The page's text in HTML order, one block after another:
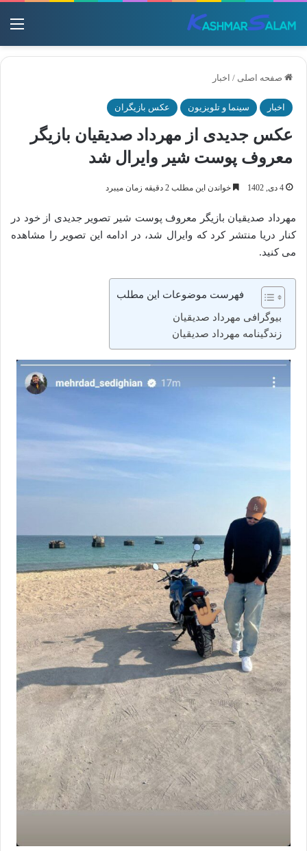
صفحه اصلی / اخبار
اخبار سینما و تلویزیون عکس بازیگران
عکس جدیدی از مهرداد صدیقیان بازیگر
معروف پوست شیر وایرال شد
4 دی, 1402 خواندن این مطلب 2 دقیقه زمان میبرد
مهرداد صدیقیان بازیگر معروف پوست شیر تصویر جدیدی از خود در
کنار دریا منتشر کرد که وایرال شد، در ادامه این تصویر را مشاهده
می کنید.
فهرست موضوعات این مطلب
بیوگرافی مهرداد صدیقیان
زندگینامه مهرداد صدیقیان